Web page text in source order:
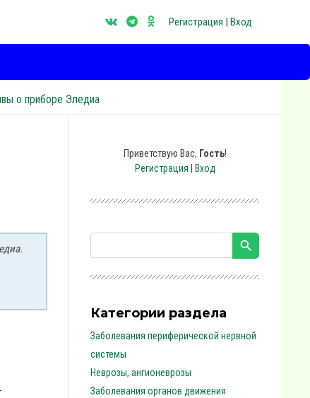
Регистрация | Вход
о приборе Эледиа
Приветствую Вас, Гость!
Регистрация
Вход
Категории раздела
Заболевания периферической нервной
системы
Неврозы, ангионеврозы
Заболевания органов движения